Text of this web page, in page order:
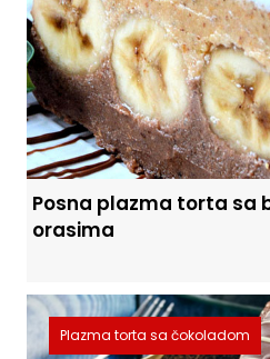
Posna plazma torta sa
orasima
Plazma torta sa čokoladom